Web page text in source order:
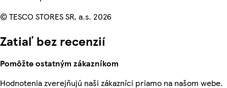
© TESCO STORES SR, a.s. 2026
Zatiaľ bez recenzií
Pomôžte ostatným zákazníkom
Hodnotenia zverejňujú naši zákazníci priamo na našom webe.